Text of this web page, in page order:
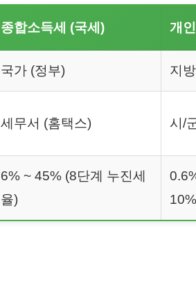
종합소득세 (국세) 개
국가 (정부) 지
세무서 (홈택스) 시/
6% ~ 45% (8단계 누진세
율)